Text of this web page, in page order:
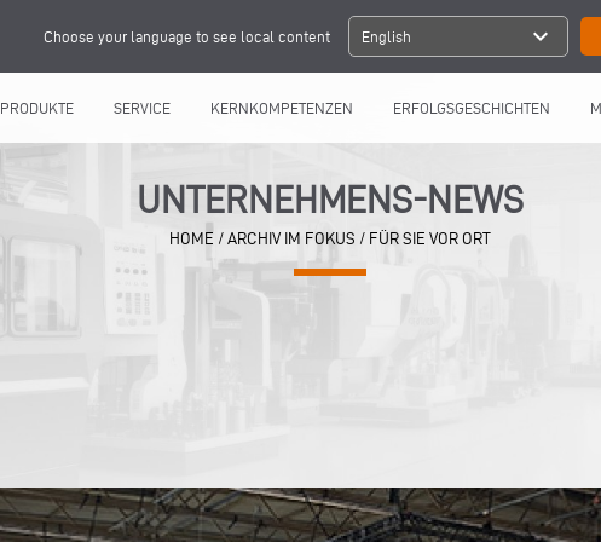
Choose your language to see local content English expand_more
PRODUKTE SERVICE KERNKOMPETENZEN ERFOLGSGESCHICHTEN
UNTERNEHMENS-NEWS
HOME / ARCHIV IM FOKUS / FÜR SIE VOR ORT